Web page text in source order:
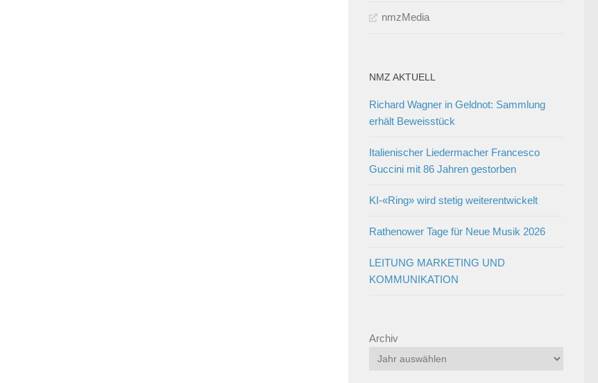
nmzMedia
NMZ AKTUELL
Richard Wagner in Geldnot: Sammlung
erhält Beweisstück
Italienischer Liedermacher Francesco
Guccini mit 86 Jahren gestorben
KI-«Ring» wird stetig weiterentwickelt
Rathenower Tage für Neue Musik 2026
LEITUNG MARKETING UND
KOMMUNIKATION
Archiv